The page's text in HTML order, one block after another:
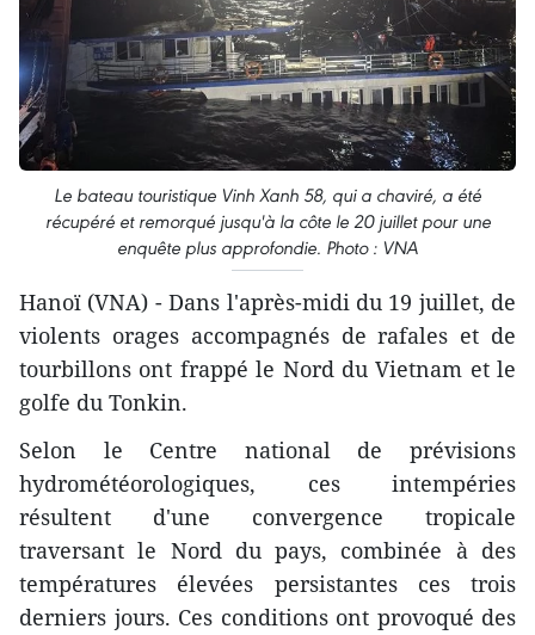
Le bateau touristique Vinh Xanh 58, qui a chaviré, a été
récupéré et remorqué jusqu'à la côte le 20 juillet pour une
enquête plus approfondie. Photo : VNA
Hanoï (VNA) - Dans l'après-midi du 19 juillet, de
violents orages accompagnés de rafales et de
tourbillons ont frappé le Nord du Vietnam et le
golfe du Tonkin.
Selon le Centre national de prévisions
hydrométéorologiques, ces intempéries
résultent d'une convergence tropicale
traversant le Nord du pays, combinée à des
températures élevées persistantes ces trois
derniers jours. Ces conditions ont provoqué des